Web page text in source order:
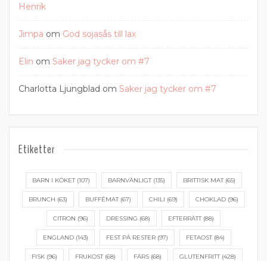
Henrik
Jimpa om God sojasås till lax
Elin om Saker jag tycker om #7
Charlotta Ljungblad om Saker jag tycker om #7
Etiketter
BARN I KÖKET(107) BARNVÄNLIGT(135) BRITTISK MAT(65)
BRUNCH (63) BUFFÉMAT(67) CHILI (69) CHOKLAD (96)
CITRON (96) DRESSING (68) EFTERRÄTT(88)
ENGLAND(143) FEST PÅ RESTER(97) FETAOST(84)
FISK(96) FRUKOST(68) FÄRS(68) GLUTENFRITT(428)